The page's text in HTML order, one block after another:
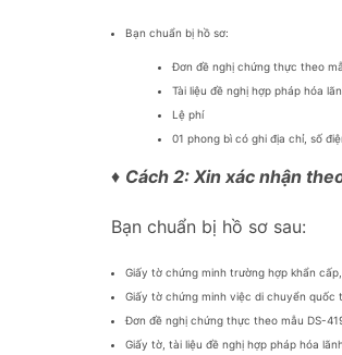
Bạn chuẩn bị hồ sơ:
Đơn đề nghị chứng thực theo
Tài liệu đề nghị hợp pháp hóa
Lệ phí
01 phong bì có ghi địa chỉ, số
♦ Cách 2: Xin xác nhận
Bạn chuẩn bị hồ sơ sau:
Giấy tờ chứng minh trường hợp khẩn
Giấy tờ chứng minh việc di chuyển
Đơn đề nghị chứng thực theo mẫu DS-
Giấy tờ, tài liệu đề nghị hợp pháp hóa